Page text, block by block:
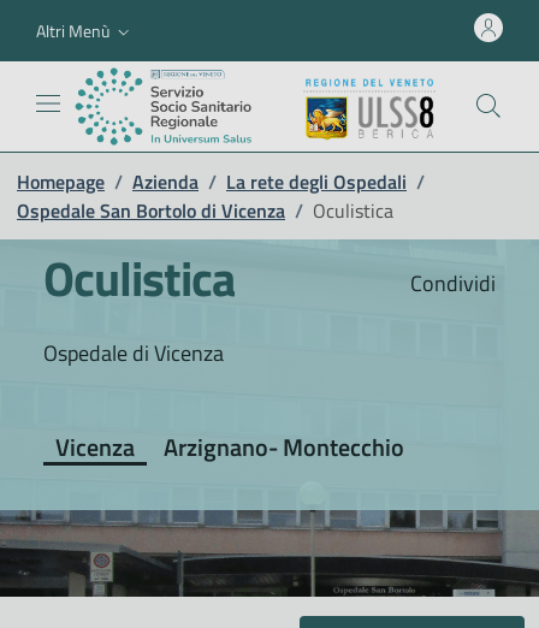
Altri Menù
Homepage / Azienda / La rete degli Ospedali /
Ospedale San Bortolo di Vicenza / Oculistica
Condividi
Oculistica
Ospedale di Vicenza
Vicenza Arzignano- Montecchio